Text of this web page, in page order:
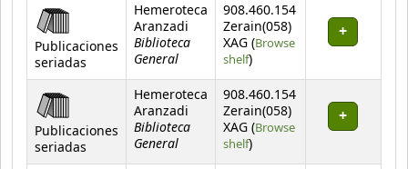
Publicaciones
seriadas
Hemeroteca
Aranzadi
Biblioteca
General
908.460.154
Zerain(058)
XAG (Browse
shelf(Opens below)
)
Publicaciones
seriadas
Hemeroteca
Aranzadi
Biblioteca
General
908.460.154
Zerain(058)
XAG (Browse
shelf(Opens below)
)